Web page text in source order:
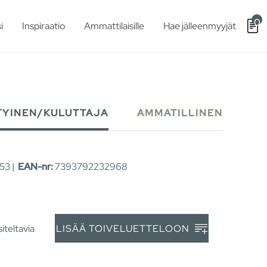
Inspiraatio Ammattilaisille Hae jälleenmyyjät 0
KULUTTAJA AMMATILLINEN
| EAN-nr:7393792232968
LISÄÄ TOIVELUETTELOON